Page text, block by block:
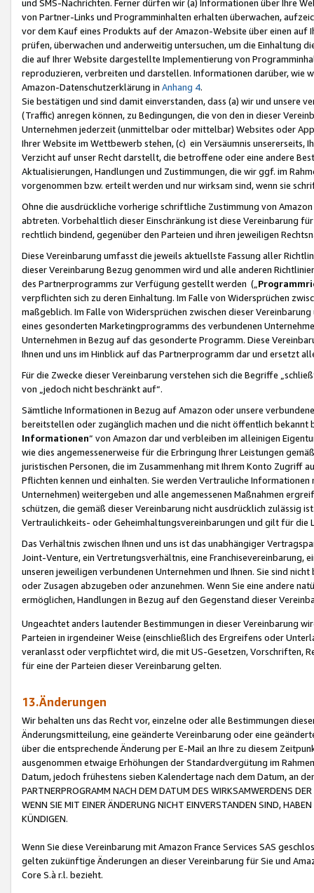
und SMS-Nachrichten. Ferner dürfen wir (a) Informationen über Ihre
von Partner-Links und Programminhalten erhalten überwachen,
vor dem Kauf eines Produkts auf der Amazon-Website über einen
prüfen, überwachen und anderweitig untersuchen, um die Einhaltung
die auf Ihrer Website dargestellte Implementierung von
reproduzieren, verbreiten und darstellen. Informationen darüber, wie
Amazon-Datenschutzerklärung in Anhang 4.
Sie bestätigen und sind damit einverstanden, dass (a) wir und
(Traffic) anregen können, zu Bedingungen, die von den in dieser
Unternehmen jederzeit (unmittelbar oder mittelbar) Websites oder
Ihrer Website im Wettbewerb stehen, (c) ein Versäumnis unsererseits,
Verzicht auf unser Recht darstellt, die betroffene oder eine andere
Aktualisierungen, Handlungen und Zustimmungen, die wir ggf. im
vorgenommen bzw. erteilt werden und nur wirksam sind, wenn sie
Ohne die ausdrückliche vorherige schriftliche Zustimmung von
abtreten. Vorbehaltlich dieser Einschränkung ist diese Vereinbarung
rechtlich bindend, gegenüber den Parteien und ihren jeweiligen
Diese Vereinbarung umfasst die jeweils aktuellste Fassung aller
dieser Vereinbarung Bezug genommen wird und alle anderen
des Partnerprogramms zur Verfügung gestellt werden („
verpflichten sich zu deren Einhaltung. Im Falle von Widersprüchen
maßgeblich. Im Falle von Widersprüchen zwischen dieser
eines gesonderten Marketingprogramms des verbundenen
Unternehmen in Bezug auf das gesonderte Programm. Diese
Ihnen und uns im Hinblick auf das Partnerprogramm dar und ersetzt
Für die Zwecke dieser Vereinbarung verstehen sich die Begriffe
von „jedoch nicht beschränkt auf“.
Sämtliche Informationen in Bezug auf Amazon oder unsere
bereitstellen oder zugänglich machen und die nicht öffentlich
Informationen“ von Amazon dar und verbleiben im alleinigen
wie dies angemessenerweise für die Erbringung Ihrer Leistungen
juristischen Personen, die im Zusammenhang mit Ihrem Konto
Pflichten kennen und einhalten. Sie werden Vertrauliche
Unternehmen) weitergeben und alle angemessenen Maßnahmen
schützen, die gemäß dieser Vereinbarung nicht ausdrücklich zulässig
Vertraulichkeits- oder Geheimhaltungsvereinbarungen und gilt für die
Das Verhältnis zwischen Ihnen und uns ist das unabhängiger
Joint-Venture, ein Vertretungsverhältnis, eine Franchisevereinbarung,
unseren jeweiligen verbundenen Unternehmen und Ihnen. Sie sind
oder Zusagen abzugeben oder anzunehmen. Wenn Sie eine andere
ermöglichen, Handlungen in Bezug auf den Gegenstand dieser
Ungeachtet anders lautender Bestimmungen in dieser Vereinbarung
Parteien in irgendeiner Weise (einschließlich des Ergreifens oder
veranlasst oder verpflichtet wird, die mit US-Gesetzen, Vorschriften,
für eine der Parteien dieser Vereinbarung gelten.
13.Änderungen
Wir behalten uns das Recht vor, einzelne oder alle Bestimmungen
Änderungsmitteilung, eine geänderte Vereinbarung oder eine
über die entsprechende Änderung per E-Mail an Ihre zu diesem
ausgenommen etwaige Erhöhungen der Standardvergütung im
Datum, jedoch frühestens sieben Kalendertage nach dem Datum, an
PARTNERPROGRAMM NACH DEM DATUM DES WIRKSAMWERDENS
WENN SIE MIT EINER ÄNDERUNG NICHT EINVERSTANDEN SIND,
KÜNDIGEN.
Wenn Sie diese Vereinbarung mit Amazon France Services SAS
gelten zukünftige Änderungen an dieser Vereinbarung für Sie und
Core S.à r.l. bezieht.